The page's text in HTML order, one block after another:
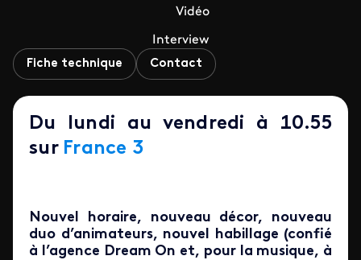
Vidéo
Interview
Fiche technique Contact
Du lundi au vendredi à 10.55
sur France 3
Nouvel horaire, nouveau décor, nouveau
duo d’animateurs, nouvel habillage (confié
à l’agence Dream On et, pour la musique, à